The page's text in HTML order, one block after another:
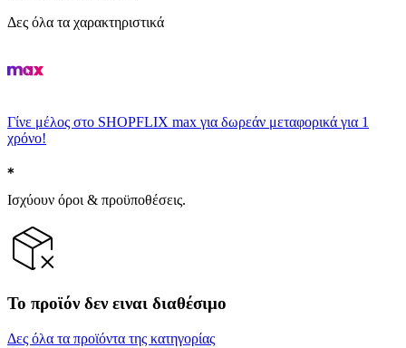
Δες όλα τα χαρακτηριστικά
Γίνε μέλος στο SHOPFLIX max για δωρεάν μεταφορικά για 1
χρόνο!
Ισχύουν όροι & προϋποθέσεις.
Το προϊόν δεν ειναι διαθέσιμο
Δες όλα τα προϊόντα της κατηγορίας